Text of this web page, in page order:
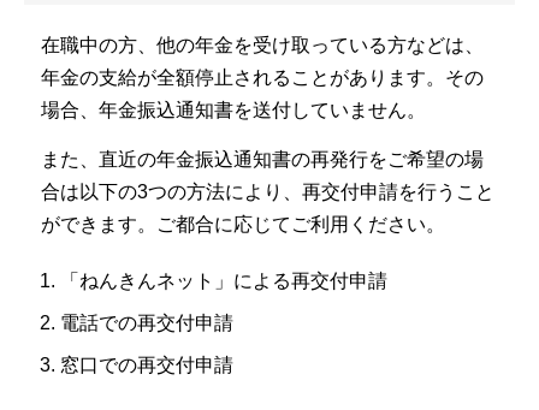
在職中の方、他の年金を受け取っている方などは、
年金の支給が全額停止されることがあります。その
場合、年金振込通知書を送付していません。
また、直近の年金振込通知書の再発行をご希望の場
合は以下の3つの方法により、再交付申請を行うこと
ができます。ご都合に応じてご利用ください。
「ねんきんネット」による再交付申請
電話での再交付申請
窓口での再交付申請